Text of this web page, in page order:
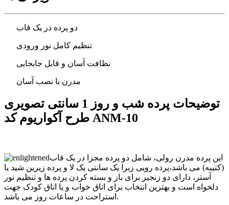
دو پرده در یک قاب
تنظیم کامل نور ورودی
نظافت آسان و قابل جابجایی
مدرن با نصب آسان
توضیحات پرده شب و روز 1 سانتی تصویری
طرح آکواریوم کد ANM-10
این پرده مدرن رولی، شامل دو پرده مجزا در یک قاب
(کتیبه) می باشد،پرده رویی زبرا یک سانتی یک لا و پرده زیرین شید یا
آستر، دارای دو زنجیر برای باز و بسته کردن پرده ها و تنظیم نور
دلخواه است و بهترین انتخاب برای اتاق خواب و یا اتاق کودک جهت
استراحت در ساعات روز می باشد.